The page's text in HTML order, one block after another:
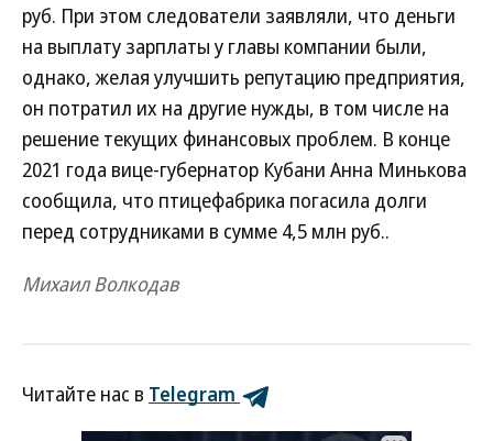
руб. При этом следователи заявляли, что деньги
на выплату зарплаты у главы компании были,
однако, желая улучшить репутацию предприятия,
он потратил их на другие нужды, в том числе на
решение текущих финансовых проблем. В конце
2021 года вице-губернатор Кубани Анна Минькова
сообщила, что птицефабрика погасила долги
перед сотрудниками в сумме 4,5 млн руб..
Михаил Волкодав
Читайте нас в Telegram